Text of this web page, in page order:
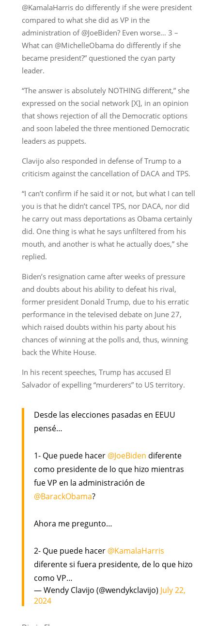
@KamalaHarris do differently if she were president
compared to what she did as VP in the
administration of @JoeBiden? Even worse… 3 –
What can @MichelleObama do differently if she
became president?” questioned the cyan party
leader.
“The answer is absolutely NOTHING different,” she
expressed on the social network [X], in an opinion
that shows rejection of all the Democratic options
and soon labeled the three mentioned Democratic
leaders as puppets.
Clavijo also responded in defense of Trump to a
criticism against the cancellation of DACA and TPS.
“I can’t confirm if he said it or not, but what I can tell
you is that he didn’t cancel TPS, nor DACA, nor did
he carry out mass deportations as Obama certainly
did. One thing is what he says unfiltered from his
mouth, and another is what he actually does,” she
replied.
Biden’s resignation came after weeks of pressure
and doubts about his ability to defeat his rival,
former president Donald Trump, due to his erratic
performance in the televised debate on June 27,
which raised doubts within his party about his
chances of winning at the polls and, thus, winning
back the White House.
In his recent speeches, Trump has accused El
Salvador of expelling “murderers” to US territory.
Desde las elecciones pasadas en EEUU
pensé…
1- Que puede hacer @JoeBiden diferente
como presidente de lo que hizo mientras
fue VP en la administración de
@BarackObama?
Ahora me pregunto…
2- Que puede hacer @KamalaHarris
diferente si fuera presidente, de lo que hizo
como VP…
— Wendy Clavijo (@wendykclavijo) July 22,
2024